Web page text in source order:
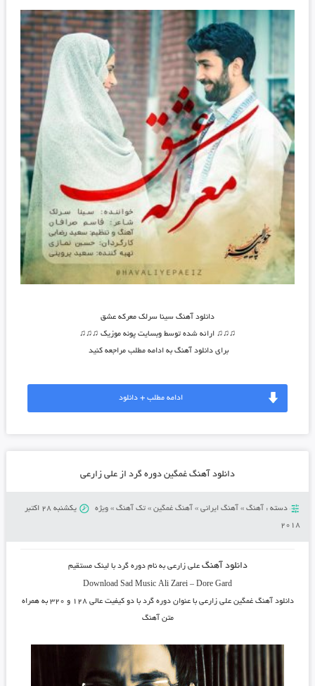
دانلود آهنگ سینا سرلک معرکه عشق
♫♫♫ ارائه شده توسط وبسایت پونه موزیک ♫♫♫
برای دانلود آهنگ به ادامه مطلب مراجعه کنید
ادامه مطلب + دانلود
دانلود آهنگ غمگین دوره گرد از علی زارعی
دسته : آهنگ» آهنگ ایرانی» آهنگ غمگین» تک آهنگ» ویژه
یکشنبه 28 اکتبر
2018
دانلود آهنگ علی زارعیبه نامدوره گردبا لینک مستقیم
Download Sad Music Ali Zarei–Dore Gard
دانلود آهنگ غمگینعلی زارعیبا عنوان دوره گرد
با دو کیفیت عالی ۱۲۸ و ۳۲۰ به همراه
متن آهنگ